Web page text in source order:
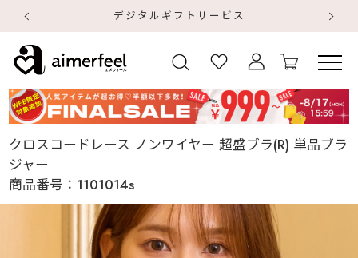
デジタルギフトサービス
クロスコードレース ノンワイヤー 超盛ブラ(R) 単品ブラ
ジャー
商品番号： 1101014s